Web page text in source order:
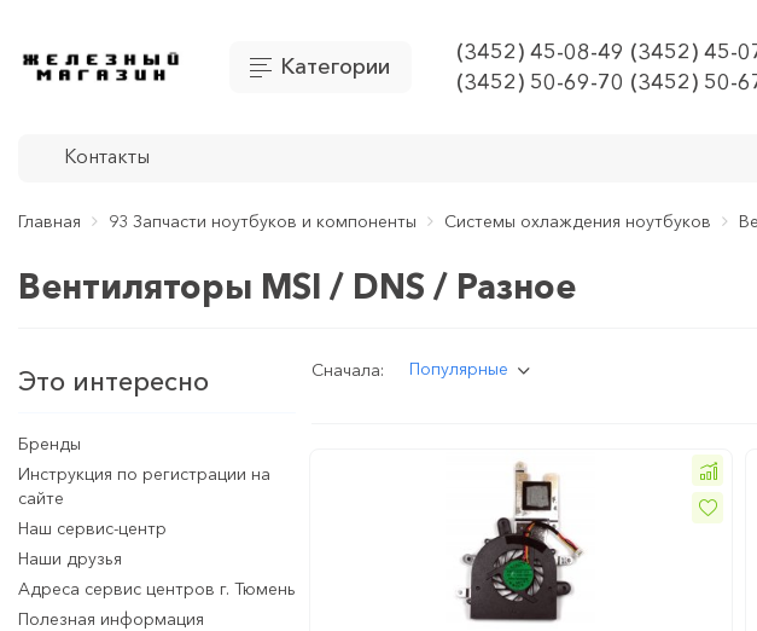
Категории
(3452) 45-08-49 (3452) 45-
(3452) 50-69-70 (3452) 50-
Контакты
Главная 93 Запчасти ноутбуков и компоненты Системы охлаждения ноутбуков
Вентиляторы MSI / DNS / Разное
Это интересно
Бренды
Инструкция по регистрации на
сайте
Наш сервис-центр
Наши друзья
Адреса сервис центров г. Тюмень
Полезная информация
Сначала: Популярные